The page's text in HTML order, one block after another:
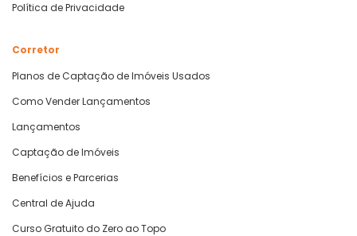
Política de Privacidade
Corretor
Planos de Captação de Imóveis Usados
Como Vender Lançamentos
Lançamentos
Captação de Imóveis
Benefícios e Parcerias
Central de Ajuda
Curso Gratuito do Zero ao Topo